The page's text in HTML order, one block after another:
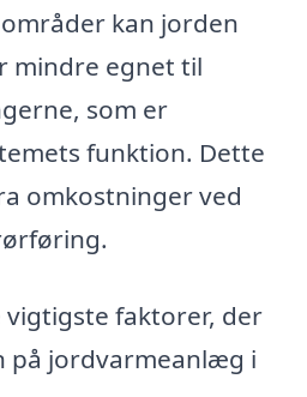
kan jorden
mindre egnet til
som er
funktion. Dette
omkostninger ved
vigtigste faktorer, der
på jordvarmeanlæg i